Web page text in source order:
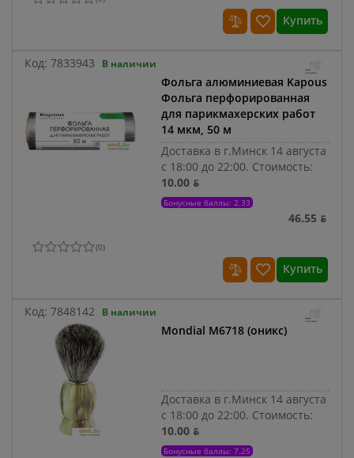
Купить
Код: 7833943 В наличии
Фольга алюминиевая Kapous
Фольга перфорированная
для парикмахерских работ
14 мкм, 50 м
Доставка в г.Минск 14 августа
с 18:00 до 22:00. Стоимость:
10.00 ƃ
Бонусные баллы: 2.33
46.55 ƃ
(0)
Купить
Код: 7848142 В наличии
Mondial M6718 (оникс)
Доставка в г.Минск 14 августа
с 18:00 до 22:00. Стоимость:
10.00 ƃ
Бонусные баллы: 7.25